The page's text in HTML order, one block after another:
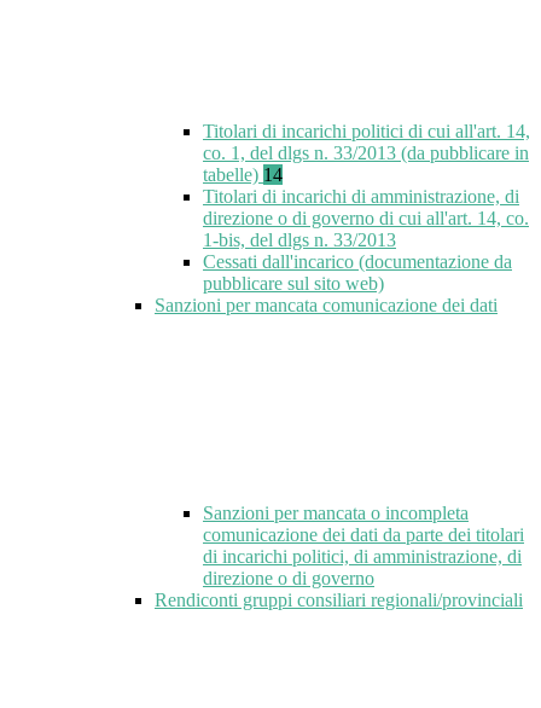
Titolari di incarichi politici di cui all'art. 14,
co. 1, del dlgs n. 33/2013 (da pubblicare in
tabelle) 14
Titolari di incarichi di amministrazione, di
direzione o di governo di cui all'art. 14, co.
1-bis, del dlgs n. 33/2013
Cessati dall'incarico (documentazione da
pubblicare sul sito web)
Sanzioni per mancata comunicazione dei dati
Sanzioni per mancata o incompleta
comunicazione dei dati da parte dei titolari
di incarichi politici, di amministrazione, di
direzione o di governo
Rendiconti gruppi consiliari regionali/provinciali